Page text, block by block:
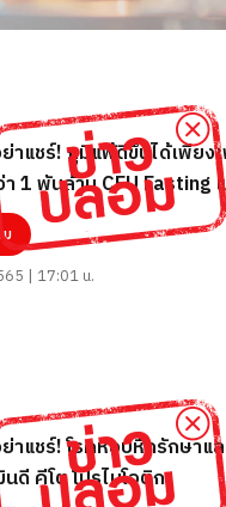
าแชร์! ภูมิแพ้ดีขึ้นได้เพียง
1 พันล้าน CFU Fasting
IU
ม
| 17:01 น.
าแชร์! โรคหอบหืดรักษาแ
ดี คีโต โปรไบโอติก